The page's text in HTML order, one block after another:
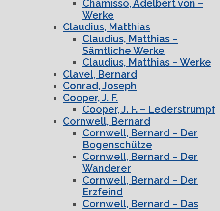
Chamisso, Adelbert von –
Werke
Claudius, Matthias
Claudius, Matthias –
Sämtliche Werke
Claudius, Matthias – Werke
Clavel, Bernard
Conrad, Joseph
Cooper, J. F.
Cooper, J. F. – Lederstrumpf
Cornwell, Bernard
Cornwell, Bernard – Der
Bogenschütze
Cornwell, Bernard – Der
Wanderer
Cornwell, Bernard – Der
Erzfeind
Cornwell, Bernard – Das